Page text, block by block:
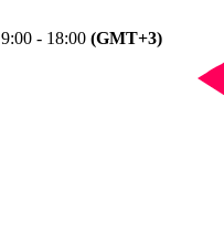
9:00 - 18:00 (GMT+3)